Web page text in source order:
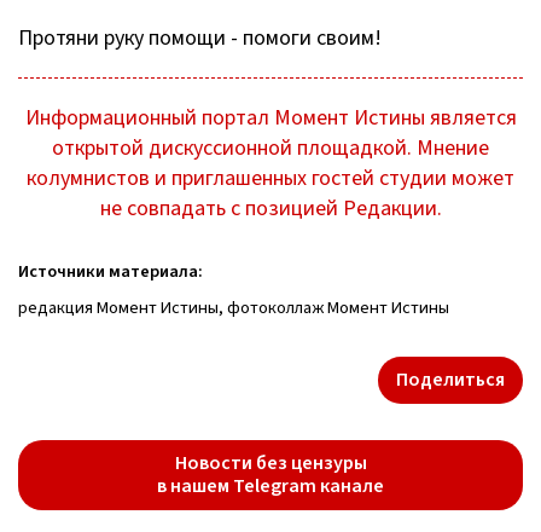
Протяни руку помощи - помоги своим!
Информационный портал Момент Истины является
открытой дискуссионной площадкой. Мнение
колумнистов и приглашенных гостей студии может
не совпадать с позицией Редакции.
Источники материала:
редакция Момент Истины, фотоколлаж Момент Истины
Поделиться
Новости без цензуры
в нашем Telegram канале